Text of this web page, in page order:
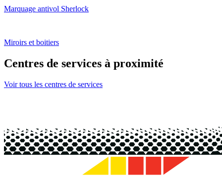
Marquage antivol Sherlock
Miroirs et boitiers
Centres de services à proximité
Voir tous les centres de services